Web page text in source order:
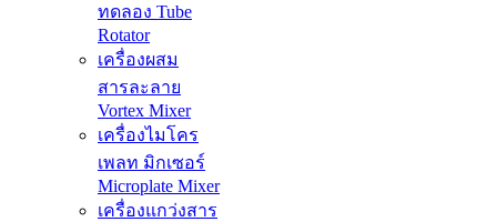
ทดลอง Tube
Rotator
เครื่องผสม
สารละลาย
Vortex Mixer
เครื่องไมโคร
เพลท มิกเซอร์
Microplate Mixer
เครื่องแกว่งสาร